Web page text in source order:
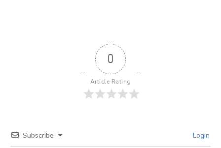
0
Article Rating
Subscribe Login